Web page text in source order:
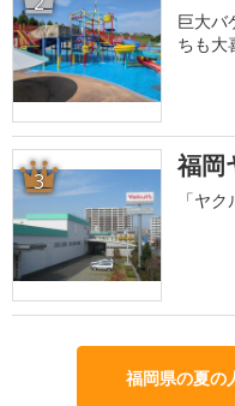
巨大バ
ちも大
3 福岡
「ヤ
福岡県の夏の